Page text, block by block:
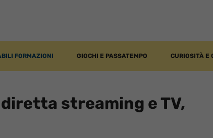
FORMAZIONI GIOCHI E PASSATEMPO CURIOSITÀ E
streaming e TV,